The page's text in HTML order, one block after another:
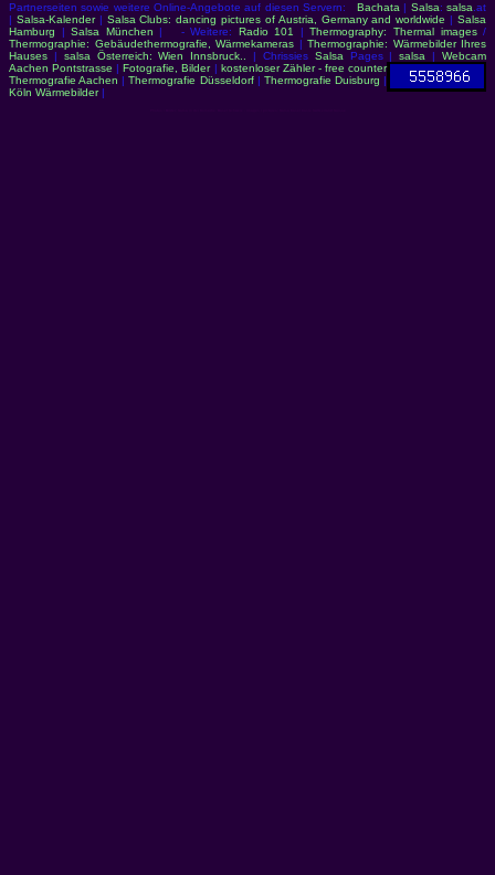
Partnerseiten sowie weitere Online-Angebote auf diesen Servern: Bachata | Salsa:salsa .at
| Salsa-Kalender| Salsa Clubs: dancing pictures of Austria, Germany and worldwide |Salsa
Hamburg |Salsa München | - Weitere: Radio 101 |Thermography: Thermal images/
Thermographie: Gebäudethermografie, Wärmekameras | Thermographie: Wärmebilder Ihres
Hauses | salsa Österreich: Wien Innsbruck.. | Chrissies Salsa Pages |salsa |Webcam
Aachen Pontstrasse |Fotografie, Bilder| kostenloser Zähler - free counter
Thermografie Aachen |Thermografie Düsseldorf| Thermografie Duisburg |
Köln Wärmebilder|